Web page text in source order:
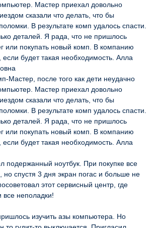
Мастер приехал довольно
сказали что делать, что бы
В результате комп удалось спасти.
деталей. Я рада, что не пришлось
или покупать новый комп. В компанию
будет такая необходимость. Алла
Мастер, после того как дети неудачно
Мастер приехал довольно
сказали что делать, что бы
В результате комп удалось спасти.
деталей. Я рада, что не пришлось
или покупать новый комп. В компанию
будет такая необходимость. Алла
подержанный ноутбук. При покупке все
но спустя 3 дня экран погас и больше не
этот сервисный центр, где
все неполадки!
изучить азы компьютера. Но